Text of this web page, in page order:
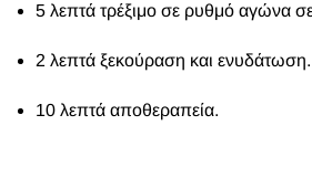
5 λεπτά τρέξιμο σε ρυθμό αγώνα
2 λεπτά ξεκούραση και ενυδάτωση.
10 λεπτά αποθεραπεία.